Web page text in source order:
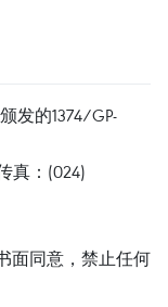
发的1374/GP-
真：(024)
面同意，禁止任何